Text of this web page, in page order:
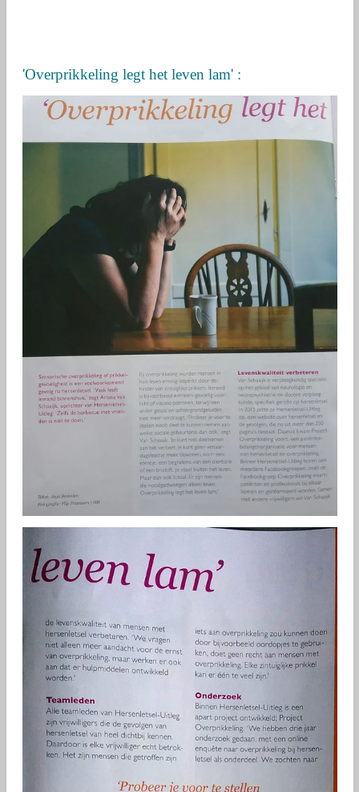
'Overprikkeling legt het leven lam' :